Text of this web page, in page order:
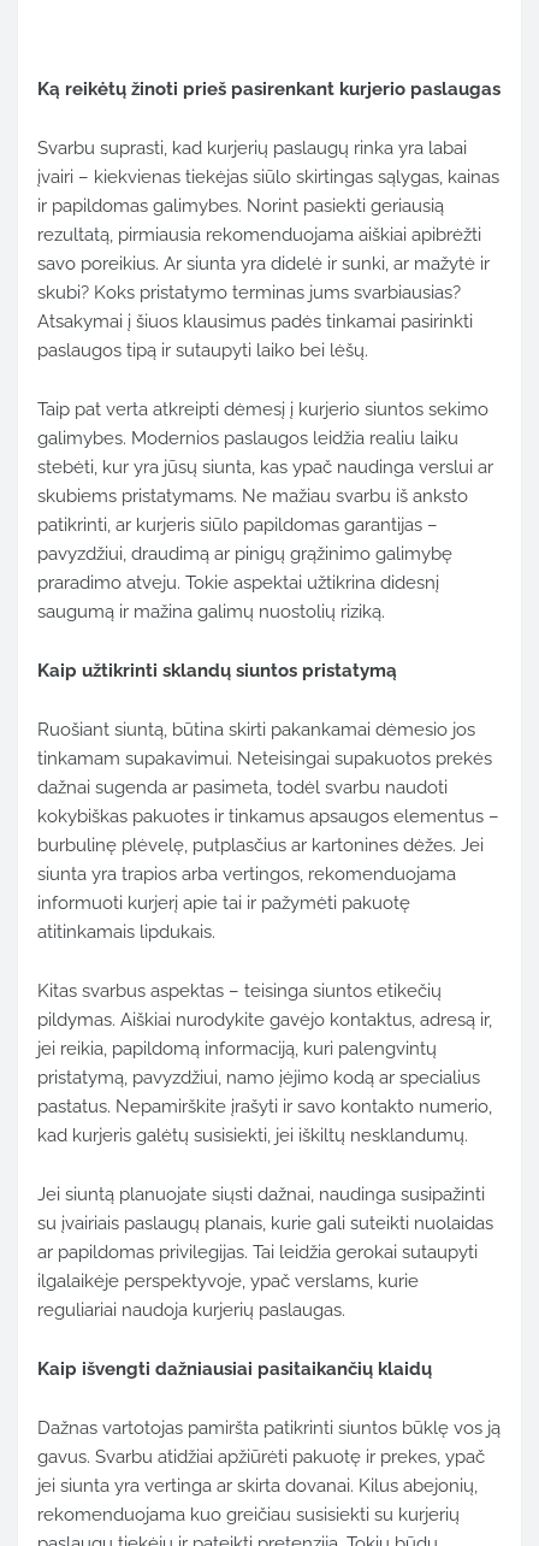
Ką reikėtų žinoti prieš pasirenkant kurjerio paslaugas
Svarbu suprasti, kad kurjerių paslaugų rinka yra labai
įvairi – kiekvienas tiekėjas siūlo skirtingas sąlygas, kainas
ir papildomas galimybes. Norint pasiekti geriausią
rezultatą, pirmiausia rekomenduojama aiškiai apibrėžti
savo poreikius. Ar siunta yra didelė ir sunki, ar mažytė ir
skubi? Koks pristatymo terminas jums svarbiausias?
Atsakymai į šiuos klausimus padės tinkamai pasirinkti
paslaugos tipą ir sutaupyti laiko bei lėšų.
Taip pat verta atkreipti dėmesį į kurjerio siuntos sekimo
galimybes. Modernios paslaugos leidžia realiu laiku
stebėti, kur yra jūsų siunta, kas ypač naudinga verslui ar
skubiems pristatymams. Ne mažiau svarbu iš anksto
patikrinti, ar kurjeris siūlo papildomas garantijas –
pavyzdžiui, draudimą ar pinigų grąžinimo galimybę
praradimo atveju. Tokie aspektai užtikrina didesnį
saugumą ir mažina galimų nuostolių riziką.
Kaip užtikrinti sklandų siuntos pristatymą
Ruošiant siuntą, būtina skirti pakankamai dėmesio jos
tinkamam supakavimui. Neteisingai supakuotos prekės
dažnai sugenda ar pasimeta, todėl svarbu naudoti
kokybiškas pakuotes ir tinkamus apsaugos elementus –
burbulinę plėvelę, putplasčius ar kartonines dėžes. Jei
siunta yra trapios arba vertingos, rekomenduojama
informuoti kurjerį apie tai ir pažymėti pakuotę
atitinkamais lipdukais.
Kitas svarbus aspektas – teisinga siuntos etikečių
pildymas. Aiškiai nurodykite gavėjo kontaktus, adresą ir,
jei reikia, papildomą informaciją, kuri palengvintų
pristatymą, pavyzdžiui, namo įėjimo kodą ar specialius
pastatus. Nepamirškite įrašyti ir savo kontakto numerio,
kad kurjeris galėtų susisiekti, jei iškiltų nesklandumų.
Jei siuntą planuojate siųsti dažnai, naudinga susipažinti
su įvairiais paslaugų planais, kurie gali suteikti nuolaidas
ar papildomas privilegijas. Tai leidžia gerokai sutaupyti
ilgalaikėje perspektyvoje, ypač verslams, kurie
reguliariai naudoja kurjerių paslaugas.
Kaip išvengti dažniausiai pasitaikančių klaidų
Dažnas vartotojas pamiršta patikrinti siuntos būklę vos ją
gavus. Svarbu atidžiai apžiūrėti pakuotę ir prekes, ypač
jei siunta yra vertinga ar skirta dovanai. Kilus abejonių,
rekomenduojama kuo greičiau susisiekti su kurjerių